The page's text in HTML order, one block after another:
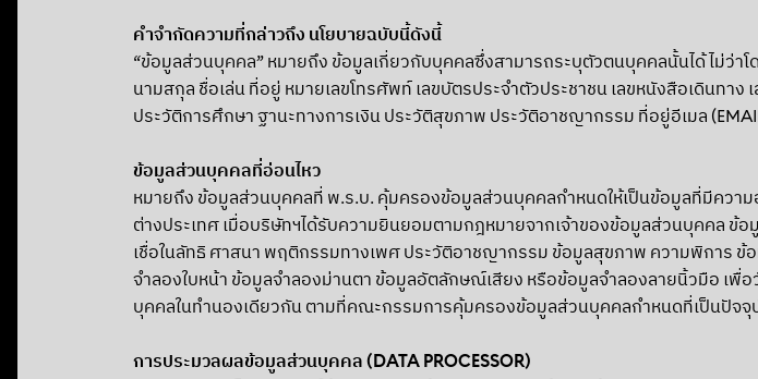
คำจำกัดความที่กล่าวถึง นโยบายฉบับนี้ดังนี้
“ข้อมูลส่วนบุคคล” หมายถึง ข้อมูลเกี่ยวกับบุคคลซึ่งสามารถระบุตัวตนบุคคลนั้นได้ ไม่ว่า
นามสกุล ชื่อเล่น ที่อยู่ หมายเลขโทรศัพท์ เลขบัตรประจำตัวประชาชน เลขหนังสือเดินทา
ประวัติการศึกษา ฐานะทางการเงิน ประวัติสุขภาพ ประวัติอาชญากรรม ที่อยู่อีเมล
ข้อมูลส่วนบุคคลที่อ่อนไหว
หมายถึง ข้อมูลส่วนบุคคลที่ พ.ร.บ. คุ้มครองข้อมูลส่วนบุคคลกำหนดให้เป็นข้อมูลที่มีความ
ต่างประเทศ เมื่อบริษัทฯได้รับความยินยอมตามกฎหมายจากเจ้าของข้อมูลส่วนบุคคล ข้อ
เชื่อในลัทธิ ศาสนา พฤติกรรมทางเพศ ประวัติอาชญากรรม ข้อมูลสุขภาพ ความพิการ
จำลองใบหน้า ข้อมูลจำลองม่านตา ข้อมูลอัตลักษณ์เสียง หรือข้อมูลจำลองลายนิ้วมือ เ
บุคคลในทำนองเดียวกัน ตามที่คณะกรรมการคุ้มครองข้อมูลส่วนบุคคลกำหนดที่เป็นปัจจุ
การประมวลผลข้อมูลส่วนบุคคล (DATA PROCESSOR)